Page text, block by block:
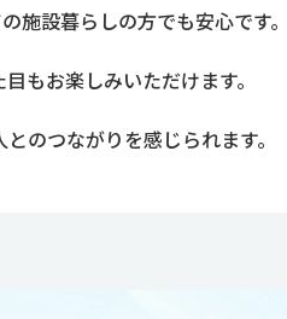
施設暮らしの方でも安心です
もお楽しみいただけます。
のつながりを感じられます。